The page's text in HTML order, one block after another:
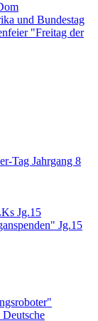
und Bundestag
"Freitag der
Tag Jahrgang 8
Jg.15
Jg.15